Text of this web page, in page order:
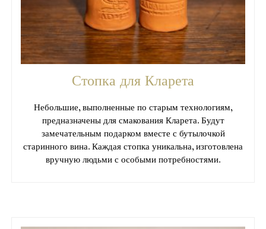
Стопка для Кларета
Небольшие, выполненные по старым технологиям,
предназначены для смакования Кларета. Будут
замечательным подарком вместе с бутылочкой
старинного вина. Каждая стопка уникальна, изготовлена
вручную людьми с особыми потребностями.